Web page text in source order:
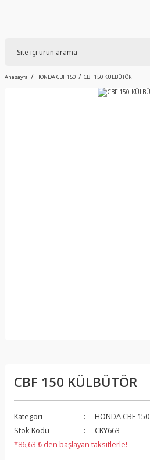
Anasayfa HONDA CBF 150 CBF 150 KÜLBÜTÖR
CBF 150 KÜLBÜTÖR
Kategori
HONDA CBF 150
Stok Kodu
CKY663
*86,63 ₺ den başlayan taksitlerle!